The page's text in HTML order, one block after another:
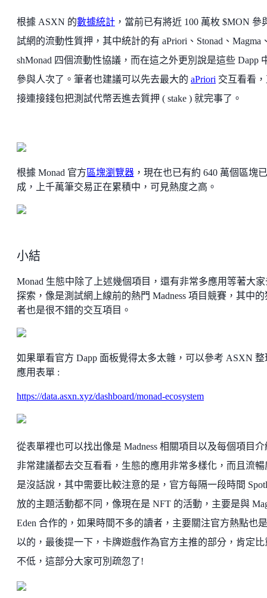
根據 ASXN 的數據統計 ，當前已有將近 100 萬枚 $MON 參
試網的流動性質押，其中統計的有 aPriori、Stonad、Magma
shMonad 四個流動性協議，而在這之外更別說是這些 Dapp
參與人次了。筆者也建議可以先去最大的 aPriori 交互看看
接連接錢包把測試代幣丟進去質押 ( stake ) 就完事了。
根據 Monad 官方區塊瀏覽器 ，現在也已有約 640 萬個區塊
成，上千萬筆交易正在累積中，可見熱度之高。
小結
Monad 生態中除了上述幾個項目，還有非常多應用等著大家
探索，像是測試網上線前的熱門 Madness 項目競賽，其中的
者也是很不錯的交互項目。
如果單看官方 Dapp 面板覺得太多太雜，可以參考 ASXN 整
應用表單 :
https://data.asxn.xyz/dashboard/monad-ecosystem
從表單裡也可以找出像是 Madness 相關項目以及每個項目介
非常建議都去交互看看，生態的應用非常多樣化，而且流暢
是沒話說，其中需要比較注意的是，官方每隔一段時間
放的主題活動都不同，像現在是 NFT 的活動，主要是與
Eden 合作的，如果時間不多的讀者，主要關注官方熱點也
以的，最後提一下，卡牌遊戲作為官方主推的部分，肯定比
不低，這部分大家可別疏忽了!